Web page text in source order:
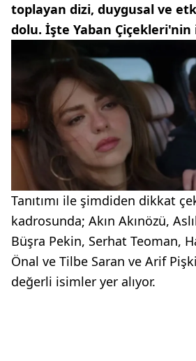
toplayan dizi, duygusal ve
dolu. İşte Yaban Çiçekleri'nin
Tanıtımı ile şimdiden dikkat
kadrosunda; Akın Akınözü,
Büşra Pekin, Serhat Teoman,
Önal ve Tilbe Saran ve Arif
değerli isimler yer alıyor.